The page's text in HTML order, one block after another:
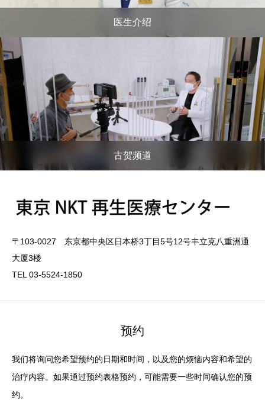
医生介绍
古贺频道
〒103-0027 东京都中央区日本桥3丁目5号12号丰立克八重洲通
大厦3楼
TEL 03-5524-1850
预约
我们将询问您希望预约的日期和时间，以及您的烦恼内容和希望的
治疗内容。如果通过预约表格预约，可能需要一些时间确认您的预
约。